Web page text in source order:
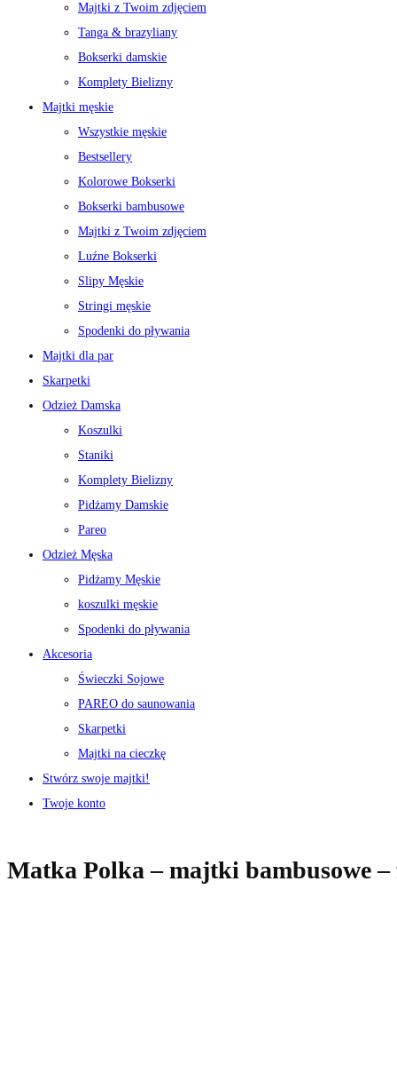
Majtki z Twoim zdjęciem
Tanga & brazyliany
Bokserki damskie
Komplety Bielizny
Majtki męskie
Wszystkie męskie
Bestsellery
Kolorowe Bokserki
Bokserki bambusowe
Majtki z Twoim zdjęciem
Luźne Bokserki
Slipy Męskie
Stringi męskie
Spodenki do pływania
Majtki dla par
Skarpetki
Odzież Damska
Koszulki
Staniki
Komplety Bielizny
Pidżamy Damskie
Pareo
Odzież Męska
Pidżamy Męskie
koszulki męskie
Spodenki do pływania
Akcesoria
Świeczki Sojowe
PAREO do saunowania
Skarpetki
Majtki na cieczkę
Stwórz swoje majtki!
Twoje konto
Matka Polka – majtki bambusowe